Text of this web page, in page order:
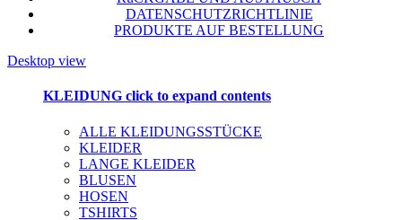
DATENSCHUTZRICHTLINIE
PRODUKTE AUF BESTELLUNG
Desktop view
KLEIDUNG click to expand contents
ALLE KLEIDUNGSSTÜCKE
KLEIDER
LANGE KLEIDER
BLUSEN
HOSEN
TSHIRTS